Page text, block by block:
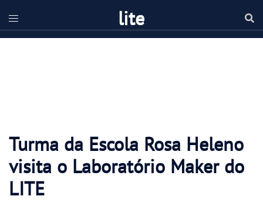
lite
Turma da Escola Rosa Heleno
visita o Laboratório Maker do
LITE